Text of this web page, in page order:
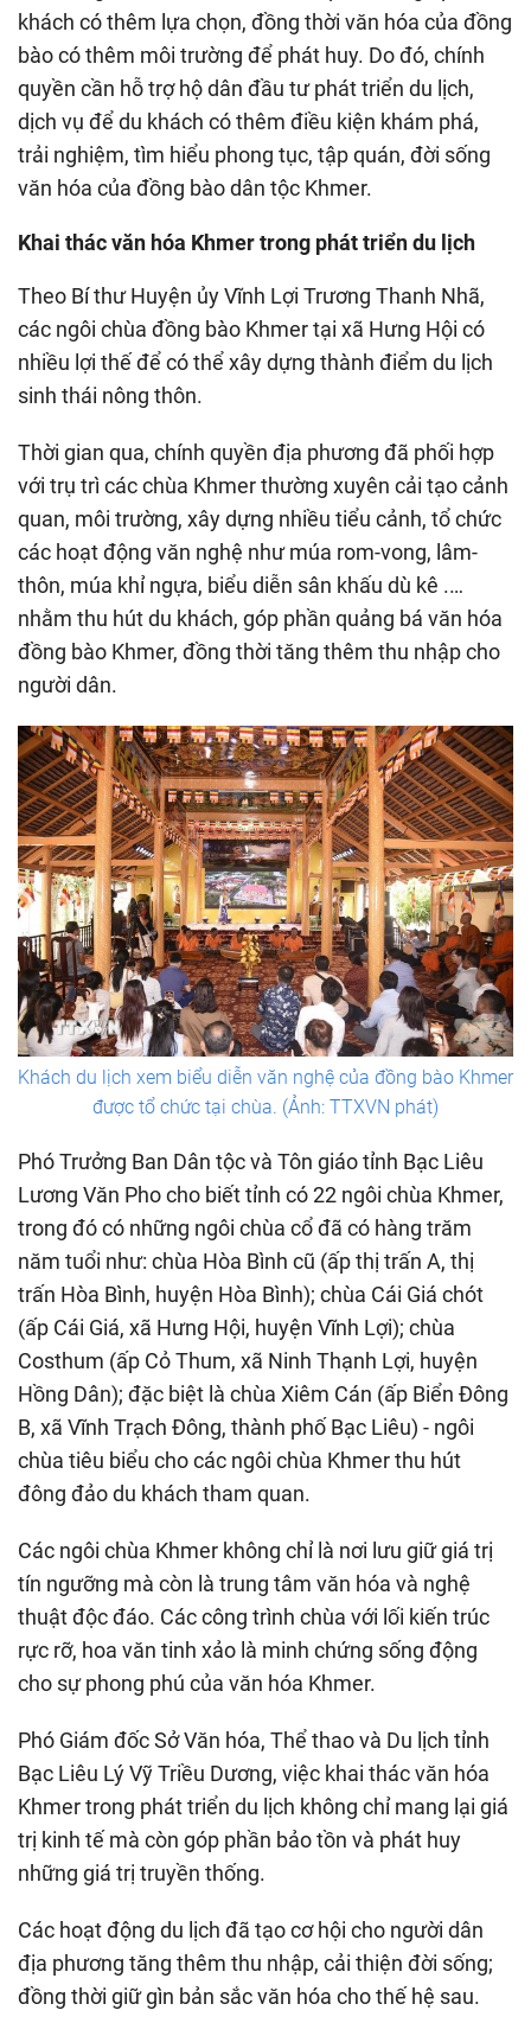
khách có thêm lựa chọn, đồng thời văn hóa của đồng
bào có thêm môi trường để phát huy. Do đó, chính
quyền cần hỗ trợ hộ dân đầu tư phát triển du lịch,
dịch vụ để du khách có thêm điều kiện khám phá,
trải nghiệm, tìm hiểu phong tục, tập quán, đời sống
văn hóa của đồng bào dân tộc Khmer.
Khai thác văn hóa Khmer trong phát triển du lịch
Theo Bí thư Huyện ủy Vĩnh Lợi Trương Thanh Nhã,
các ngôi chùa đồng bào Khmer tại xã Hưng Hội có
nhiều lợi thế để có thể xây dựng thành điểm du lịch
sinh thái nông thôn.
Thời gian qua, chính quyền địa phương đã phối hợp
với trụ trì các chùa Khmer thường xuyên cải tạo cảnh
quan, môi trường, xây dựng nhiều tiểu cảnh, tổ chức
các hoạt động văn nghệ như múa rom-vong, lâm-
thôn, múa khỉ ngựa, biểu diễn sân khấu dù kê .…
nhằm thu hút du khách, góp phần quảng bá văn hóa
đồng bào Khmer, đồng thời tăng thêm thu nhập cho
người dân.
Khách du lịch xem biểu diễn văn nghệ của đồng bào Khmer
được tổ chức tại chùa. (Ảnh: TTXVN phát)
Phó Trưởng Ban Dân tộc và Tôn giáo tỉnh Bạc Liêu
Lương Văn Pho cho biết tỉnh có 22 ngôi chùa Khmer,
trong đó có những ngôi chùa cổ đã có hàng trăm
năm tuổi như: chùa Hòa Bình cũ (ấp thị trấn A, thị
trấn Hòa Bình, huyện Hòa Bình); chùa Cái Giá chót
(ấp Cái Giá, xã Hưng Hội, huyện Vĩnh Lợi); chùa
Costhum (ấp Cỏ Thum, xã Ninh Thạnh Lợi, huyện
Hồng Dân); đặc biệt là chùa Xiêm Cán (ấp Biển Đông
B, xã Vĩnh Trạch Đông, thành phố Bạc Liêu) - ngôi
chùa tiêu biểu cho các ngôi chùa Khmer thu hút
đông đảo du khách tham quan.
Các ngôi chùa Khmer không chỉ là nơi lưu giữ giá trị
tín ngưỡng mà còn là trung tâm văn hóa và nghệ
thuật độc đáo. Các công trình chùa với lối kiến trúc
rực rỡ, hoa văn tinh xảo là minh chứng sống động
cho sự phong phú của văn hóa Khmer.
Phó Giám đốc Sở Văn hóa, Thể thao và Du lịch tỉnh
Bạc Liêu Lý Vỹ Triều Dương, việc khai thác văn hóa
Khmer trong phát triển du lịch không chỉ mang lại giá
trị kinh tế mà còn góp phần bảo tồn và phát huy
những giá trị truyền thống.
Các hoạt động du lịch đã tạo cơ hội cho người dân
địa phương tăng thêm thu nhập, cải thiện đời sống;
đồng thời giữ gìn bản sắc văn hóa cho thế hệ sau.